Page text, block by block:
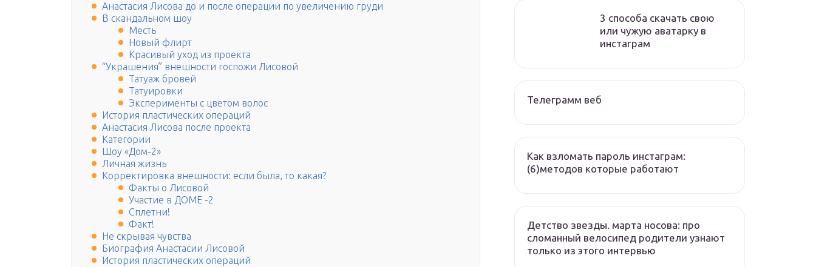
Анастасия Лисова до и после операции по увеличению груди
В скандальном шоу
Месть
Новый флирт
Красивый уход из проекта
“Украшения” внешности госпожи Лисовой
Татуаж бровей
Татуировки
Эксперименты с цветом волос
История пластических операций
Анастасия Лисова после проекта
Категории
Шоу «Дом-2»
Личная жизнь
Корректировка внешности: если была, то какая?
Факты о Лисовой
Участие в ДОМЕ -2
Сплетни!
Факт!
Не скрывая чувства
Биография Анастасии Лисовой
История пластических операций
3 способа скачать свою
или чужую аватарку в
инстаграм
Телеграмм веб
Как взломать пароль инстаграм:
(6)методов которые работают
Детство звезды. марта носова: про
сломанный велосипед родители узнают
только из этого интервью